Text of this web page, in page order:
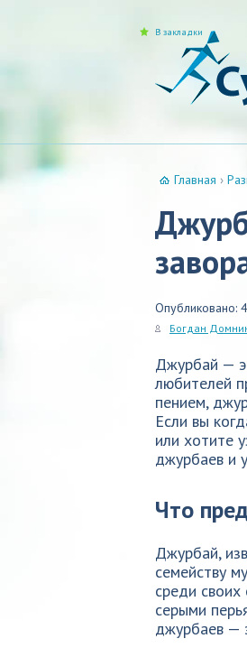
В закладки
Главная ›
Опубликовано:
Богдан
Джурбай —
любителей
пением,
Если вы
или хотите
джурбаев и
Что
Джурбай,
семейству
среди
серыми
джурбаев —